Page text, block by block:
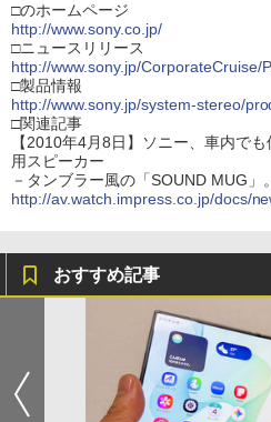
□のホームページ
http://www.sony.co.jp/
□ニュースリリース
http://www.sony.jp/CorporateCruise/
□製品情報
http://www.sony.jp/system-stereo/
□関連記事
【2010年4月8日】ソニー、車内で
用スピーカー
－タンブラー風の「SOUND MUG」
http://av.watch.impress.co.jp/docs/
おすすめ記事